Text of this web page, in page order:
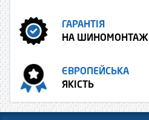
ГАРАНТІЯ
НА ШИНОМОНТАЖ
ЄВРОПЕЙСЬКА
ЯКІСТЬ